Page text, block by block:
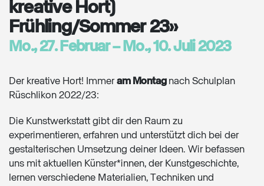
kreative Hort)
Frühling/Sommer 23»
Mo., 27. Februar – Mo., 10. Juli 2023
Der kreative Hort! Immeram Montagnach Schulplan
Rüschlikon 2022/23:
Die Kunstwerkstatt gibt dir den Raum zu
experimentieren, erfahren und unterstützt dich bei der
gestalterischen Umsetzung deiner Ideen. Wir befassen
uns mit aktuellen Künster*innen, der Kunstgeschichte,
lernen verschiedene Materialien, Techniken und